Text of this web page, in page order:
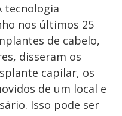
tecnologia
nos últimos 25
de cabelo,
disseram os
capilar, os
de um local e
Isso pode ser